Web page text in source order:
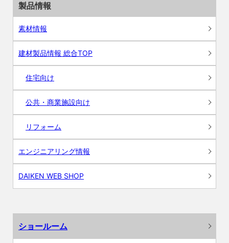
製品情報
素材情報
建材製品情報 総合TOP
住宅向け
公共・商業施設向け
リフォーム
エンジニアリング情報
DAIKEN WEB SHOP
ショールーム